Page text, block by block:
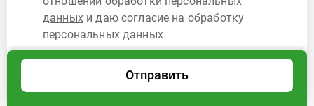
данныхи даю согласие на обработку
персональных данных
Отправить